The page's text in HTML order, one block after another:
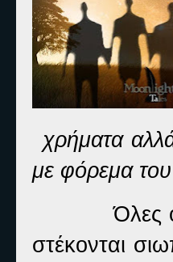
χρήματα
με φόρεμα
Όλες
στέκονται